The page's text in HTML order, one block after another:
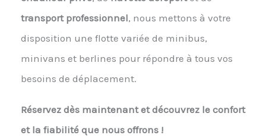
transport professionnel, nous mettons à votre
disposition une flotte variée de minibus,
minivans et berlines pour répondre à tous vos
besoins de déplacement.
Réservez dès maintenant et découvrez le confort
et la fiabilité que nous offrons !